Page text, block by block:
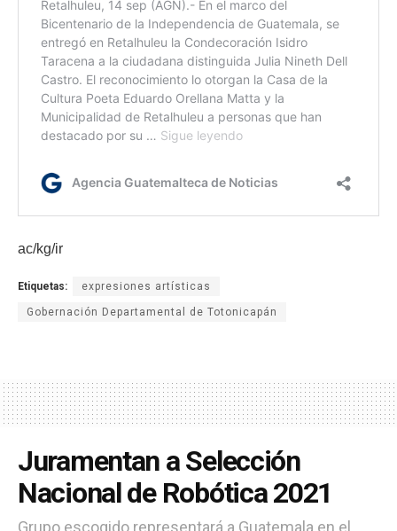
ac/kg/ir
Etiquetas: expresiones artísticas
Gobernación Departamental de Totonicapán
Juramentan a Selección
Nacional de Robótica 2021
Grupo escogido representará a Guatemala en el